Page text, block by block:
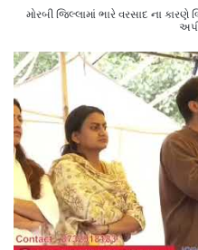
મોરબી જિલ્લામાં ભારે વરસાદ ના